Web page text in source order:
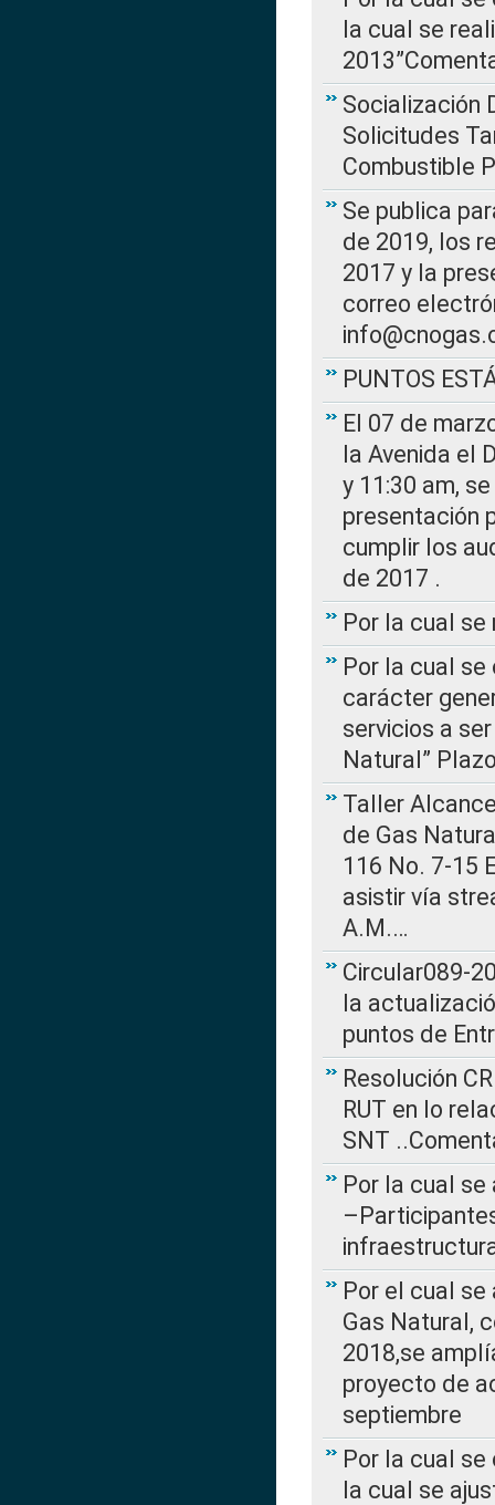
la cual se
Socialización
Solicitudes
Combustible
Se publica
de 2019, los
2017 y la
correo
PUNTOS
El 07 de
la Avenida el
y 11:30 am,
presentación
cumplir los
de 2017 .
Por la cual se
Por la cual
carácter
servicios a
Natural”
Taller
de Gas
116 No. 7-15
asistir vía
A.M.…
Circular089-
la
puntos de
Resolución
RUT en lo
SNT
Por la cual se
Por el cual
Gas Natural,
2018,se
proyecto de
septiembre
Por la cual se
la cual se